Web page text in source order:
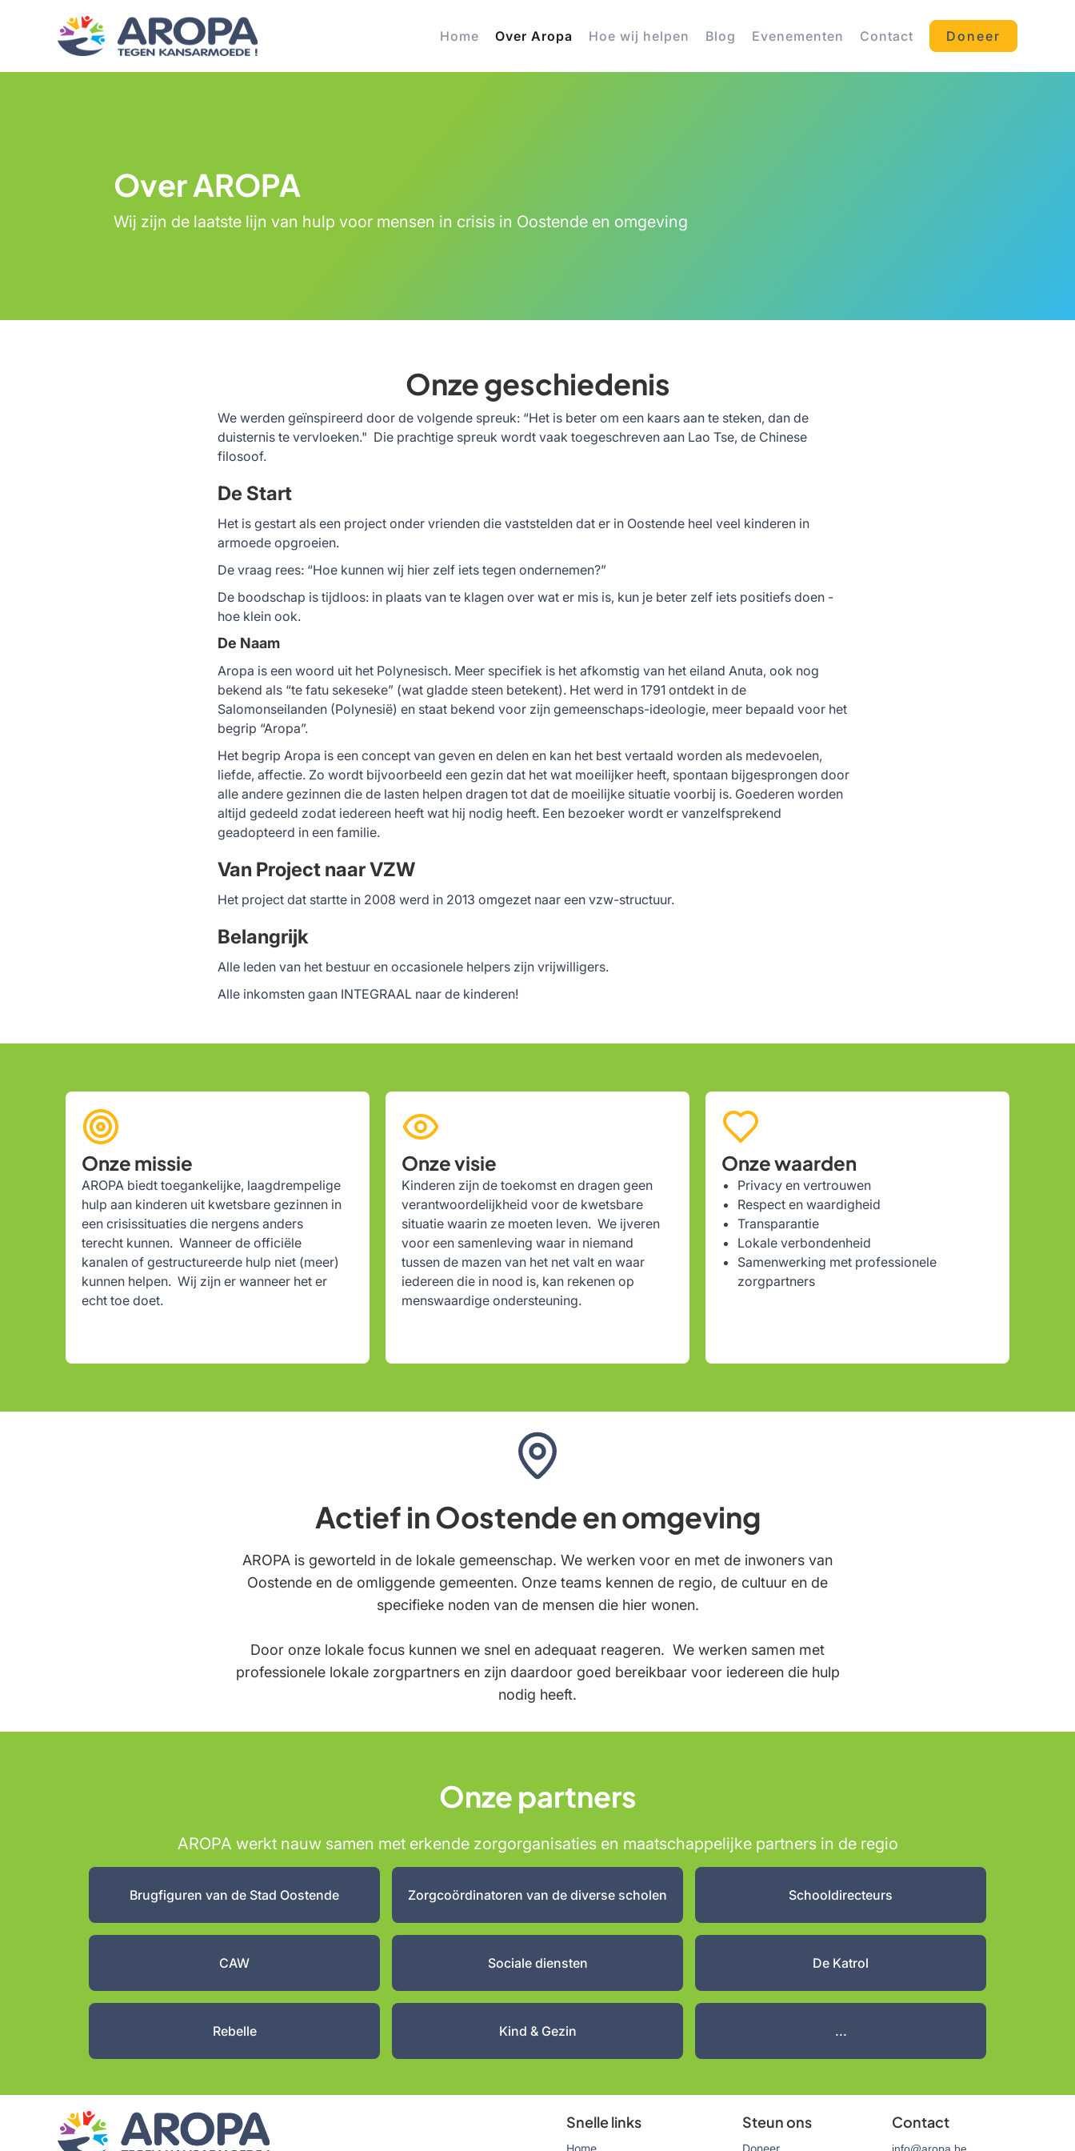
Home Over Aropa Hoe wij helpen Blog Evenementen Contact Doneer
Over AROPA
Wij zijn de laatste lijn van hulp voor mensen in crisis in Oostende en omgeving
Onze geschiedenis
We werden geïnspireerd door de volgende spreuk: “Het is beter om een kaars aan te steken, dan de
duisternis te vervloeken." Die prachtige spreuk wordt vaak toegeschreven aan Lao Tse, de Chinese
filosoof.
De Start
Het is gestart als een project onder vrienden die vaststelden dat er in Oostende heel veel kinderen in
armoede opgroeien.
De vraag rees: “Hoe kunnen wij hier zelf iets tegen ondernemen?”
De boodschap is tijdloos: in plaats van te klagen over wat er mis is, kun je beter zelf iets positiefs doen -
hoe klein ook.
De Naam
Aropa is een woord uit het Polynesisch. Meer specifiek is het afkomstig van het eiland Anuta, ook nog
bekend als “te fatu sekeseke” (wat gladde steen betekent). Het werd in 1791 ontdekt in de
Salomonseilanden (Polynesië) en staat bekend voor zijn gemeenschaps-ideologie, meer bepaald voor het
begrip “Aropa”.
Het begrip Aropa is een concept van geven en delen en kan het best vertaald worden als medevoelen,
liefde, affectie. Zo wordt bijvoorbeeld een gezin dat het wat moeilijker heeft, spontaan bijgesprongen door
alle andere gezinnen die de lasten helpen dragen tot dat de moeilijke situatie voorbij is. Goederen worden
altijd gedeeld zodat iedereen heeft wat hij nodig heeft. Een bezoeker wordt er vanzelfsprekend
geadopteerd in een familie.
Van Project naar VZW
Het project dat startte in 2008 werd in 2013 omgezet naar een vzw-structuur.
Belangrijk
Alle leden van het bestuur en occasionele helpers zijn vrijwilligers.
Alle inkomsten gaan INTEGRAAL naar de kinderen!
Onze missie
AROPA biedt toegankelijke, laagdrempelige
hulp aan kinderen uit kwetsbare gezinnen in
een crisissituaties die nergens anders
terecht kunnen. Wanneer de officiële
kanalen of gestructureerde hulp niet (meer)
kunnen helpen. Wij zijn er wanneer het er
echt toe doet.
Onze visie
Kinderen zijn de toekomst en dragen geen
verantwoordelijkheid voor de kwetsbare
situatie waarin ze moeten leven. We ijveren
voor een samenleving waar in niemand
tussen de mazen van het net valt en waar
iedereen die in nood is, kan rekenen op
menswaardige ondersteuning.
Onze waarden
Privacy en vertrouwen
Respect en waardigheid
Transparantie
Lokale verbondenheid
Samenwerking met professionele
zorgpartners
Actief in Oostende en omgeving
AROPA is geworteld in de lokale gemeenschap. We werken voor en met de inwoners van
Oostende en de omliggende gemeenten. Onze teams kennen de regio, de cultuur en de
specifieke noden van de mensen die hier wonen.
Door onze lokale focus kunnen we snel en adequaat reageren. We werken samen met
professionele lokale zorgpartners en zijn daardoor goed bereikbaar voor iedereen die hulp
nodig heeft.
Onze partners
AROPA werkt nauw samen met erkende zorgorganisaties en maatschappelijke partners in de regio
Brugfiguren van de Stad Oostende Zorgcoördinatoren van de diverse scholen Schooldirecteurs
CAW Sociale diensten De Katrol
Rebelle Kind & Gezin ...
Snelle links
Home
Steun ons
Doneer
Contact